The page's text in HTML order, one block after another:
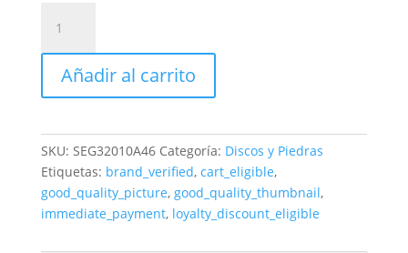
Segmentos
Unidades
Copa
Ø320
Grano
A46
cantidad
Añadir al carrito
SKU: SEG32010A46 Categoría: Discos y Piedras
Etiquetas: brand_verified, cart_eligible,
good_quality_picture, good_quality_thumbnail,
immediate_payment, loyalty_discount_eligible